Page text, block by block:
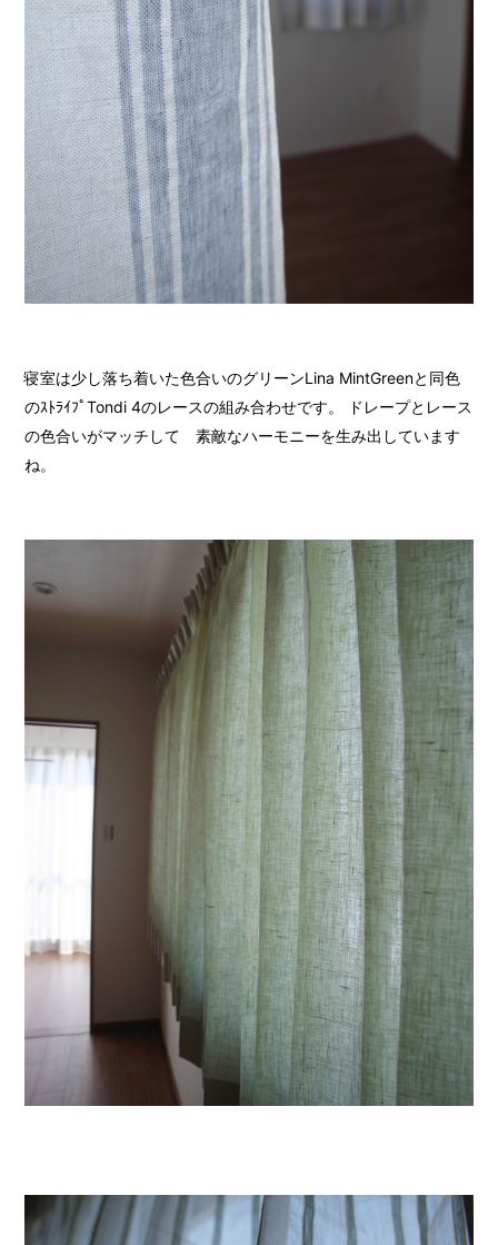
寝室は少し落ち着いた色合いのグリーンLina MintGreenと同色
のｽﾄﾗｲﾌﾟTondi 4のレースの組み合わせです。 ドレープとレース
の色合いがマッチして 素敵なハーモニーを生み出しています
ね。